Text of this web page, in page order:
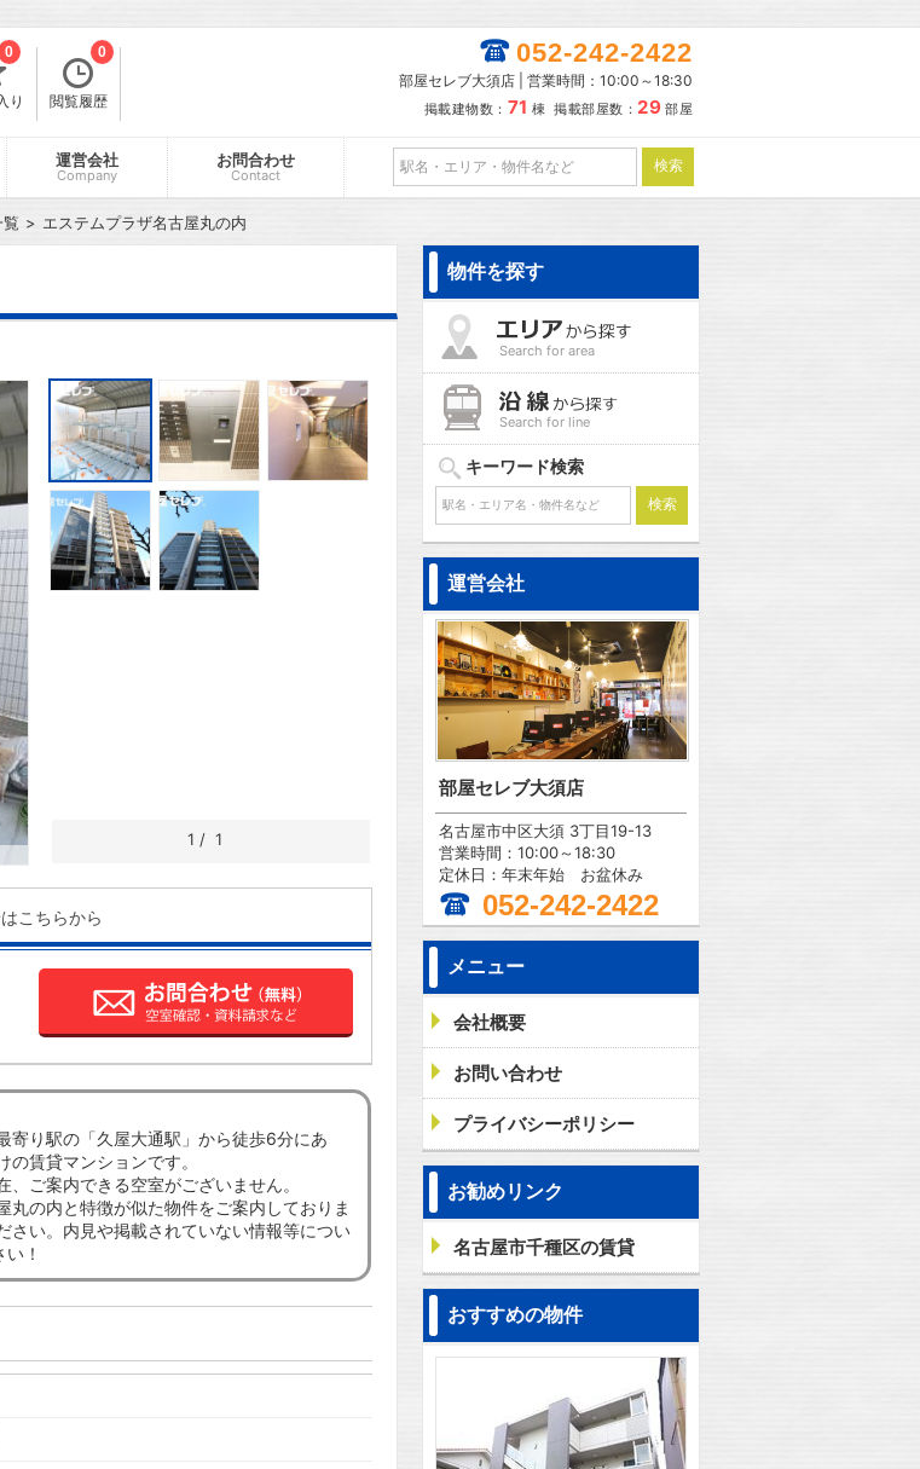
り
0
閲覧履歴
0 052-242-2422
部屋セレブ大須店 | 営業時間：10:00～18:30
掲載建物数： 71 棟 掲載部屋数： 29 部屋
運営会社
Company
お問合わせ
Contact
エステムプラザ名古屋丸の内
1 / 1
こちらから
寄り駅の「久屋大通駅」から徒歩6分にあ
賃貸マンションです。
ご案内できる空室がございません。
丸の内と特徴が似た物件をご案内しておりま
さい。内見や掲載されていない情報等につい
！
物件を探す
Search for area
Search for line
キーワード検索
運営会社
部屋セレブ大須店
名古屋市中区大須 3丁目19-13
営業時間：10:00～18:30
定休日：年末年始 お盆休み
052-242-2422
メニュー
会社概要
お問い合わせ
プライバシーポリシー
お勧めリンク
名古屋市千種区の賃貸
おすすめの物件